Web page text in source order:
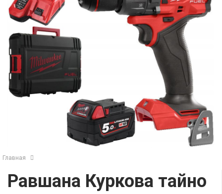
Главная
Равшана Куркова тайно